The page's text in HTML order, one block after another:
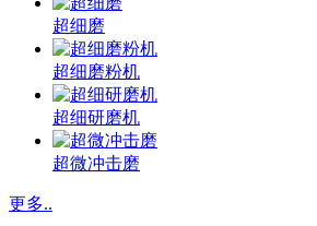
超细磨
超细磨粉机
超细研磨机
超微冲击磨
更多..